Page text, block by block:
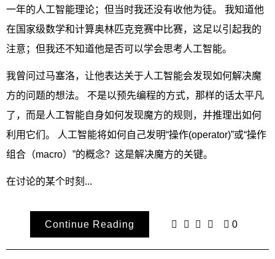
一年的人工智能理论；但当时我还没有收他为徒。 我知道他
在国家级数学和计算奥林匹克竞赛中比赛，这足以引起我的
注意；但我还不知道他是否可以学会思考人工智能。
我曾问过马塞洛，让他表达关于人工智能会发现如何解决魔
方的问题的想法。 不是以预先编程的方式，那样的话太平凡
了，而是人工智能自身如何发现魔方的规则，并推理出如何
利用它们。 人工智能将如何自己发明“操作(operator)”或“操作
组合（macro）”的概念？这是解决魔方的关键。
在讨论的某个时刻...
Continue Reading 0